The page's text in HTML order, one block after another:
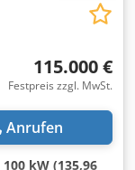
115.000 €
Festpreis zzgl. MwSt.
Anrufen
100 kW (135,96